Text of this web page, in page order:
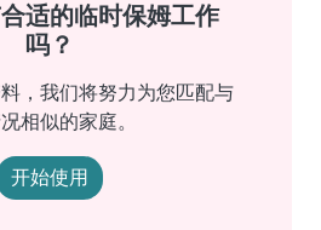
适的临时保姆工作
吗？
，我们将努力为您匹配与
相似的家庭。
开始使用